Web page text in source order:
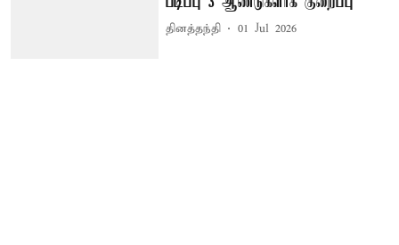
தினத்தந்தி 01 Jul 2026